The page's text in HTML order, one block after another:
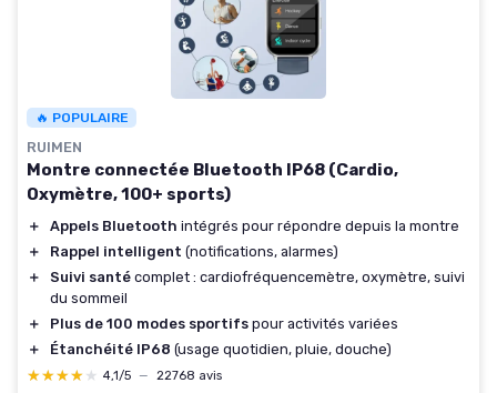
🔥 POPULAIRE
RUIMEN
Montre connectée Bluetooth IP68 (Cardio,
Oxymètre, 100+ sports)
＋ Appels Bluetooth intégrés pour répondre depuis la montre
＋
Rappel intelligent (notifications, alarmes)
＋
Suivi santé complet : cardiofréquencemètre, oxymètre, suivi
du sommeil
＋
Plus de 100 modes sportifs pour activités variées
＋
Étanchéité IP68 (usage quotidien, pluie, douche)
★★★★★
★★★★★ 4,1/5 — 22768 avis